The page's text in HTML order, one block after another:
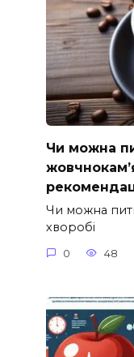
Чи можна
Чи можна
хворобі
0 48